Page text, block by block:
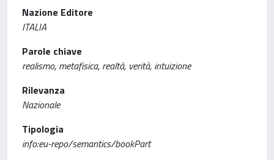
Nazione Editore
ITALIA
Parole chiave
realismo, metafisica, realtà, verità, intuizione
Rilevanza
Nazionale
Tipologia
info:eu-repo/semantics/bookPart